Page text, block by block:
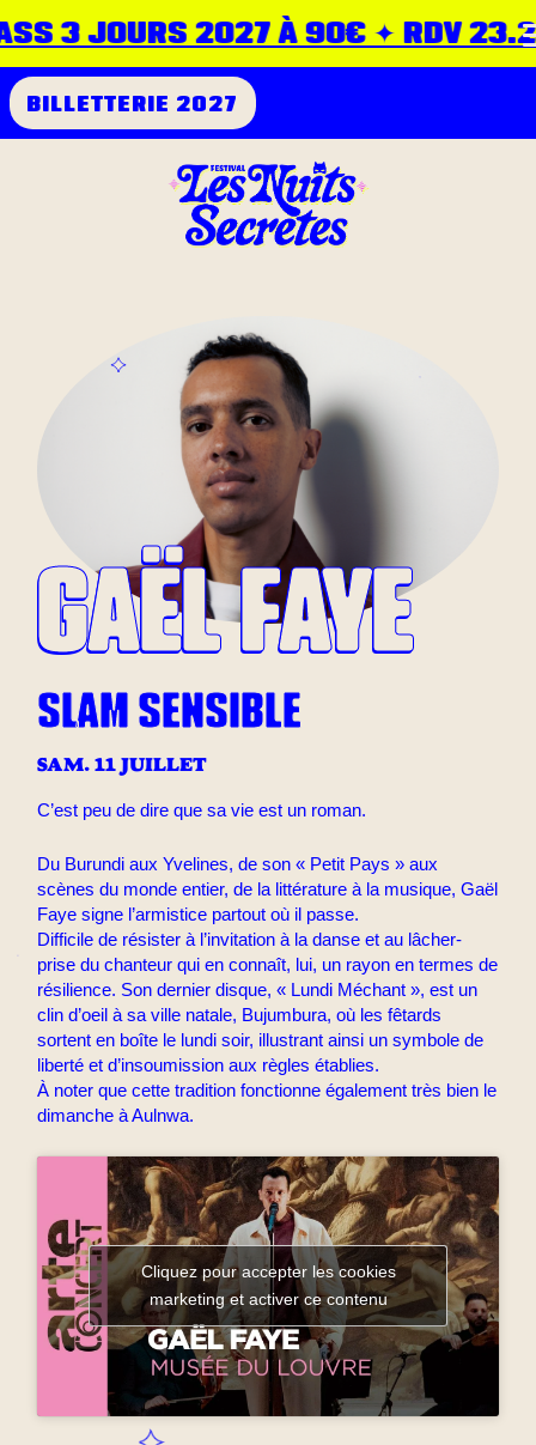
3 JOURS 2027 À 90€ ✦ RDV
BILLETTERIE 2027
GAËL FAYE
SLAM SENSIBLE
SAM. 11 JUILLET
C’est peu de dire que sa vie est un roman.
Du Burundi aux Yvelines, de son « Petit Pays » aux
scènes du monde entier, de la littérature à la musique, Gaël
Faye signe l’armistice partout où il passe.
Difficile de résister à l’invitation à la danse et au lâcher-
prise du chanteur qui en connaît, lui, un rayon en termes de
résilience. Son dernier disque, « Lundi Méchant », est un
clin d’oeil à sa ville natale, Bujumbura, où les fêtards
sortent en boîte le lundi soir, illustrant ainsi un symbole de
liberté et d’insoumission aux règles établies.
À noter que cette tradition fonctionne également très bien le
dimanche à Aulnwa.
Cliquez pour accepter les cookies
marketing et activer ce contenu